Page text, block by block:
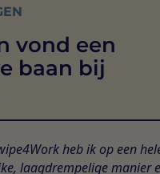
vond een
baan bij
heb ik op een
laagdrempelige manier